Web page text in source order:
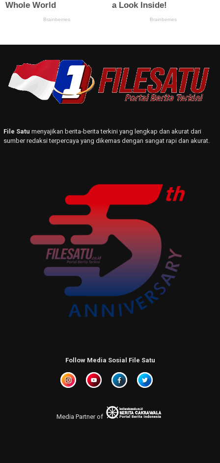
File Satu menyajikan berita-berita terkini yang lengkap dan akurat dari
sumber redaksi terpercaya yang dikemas dengan sangat rapi dan akurat.
Follow Media Sosial File Satu
Media Partner of